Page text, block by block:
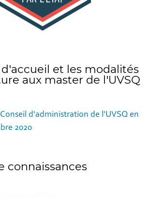
et les modalités
aux master de l'UVSQ
d'administration de l'UVSQ en
2020
connaissances